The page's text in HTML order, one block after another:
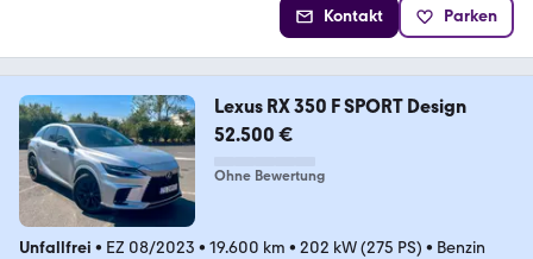
Kontakt Parken
Lexus RX 350 F SPORT Design
52.500 €
Ohne Bewertung
Unfallfrei • EZ 08/2023 • 19.600 km • 202 kW (275 PS) • Benzin